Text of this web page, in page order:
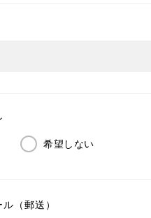
希望しない
（郵送）